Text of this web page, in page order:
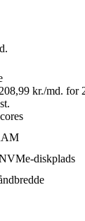
kr./md. for
diskplads